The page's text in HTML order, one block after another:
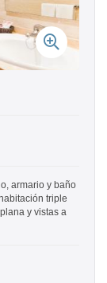
armario y baño
triple
y vistas a